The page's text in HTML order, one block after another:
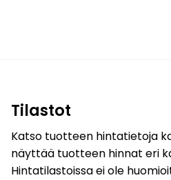
Tilastot
Katso tuotteen hintatietoja
näyttää tuotteen hinnat eri
Hintatilastoissa ei ole